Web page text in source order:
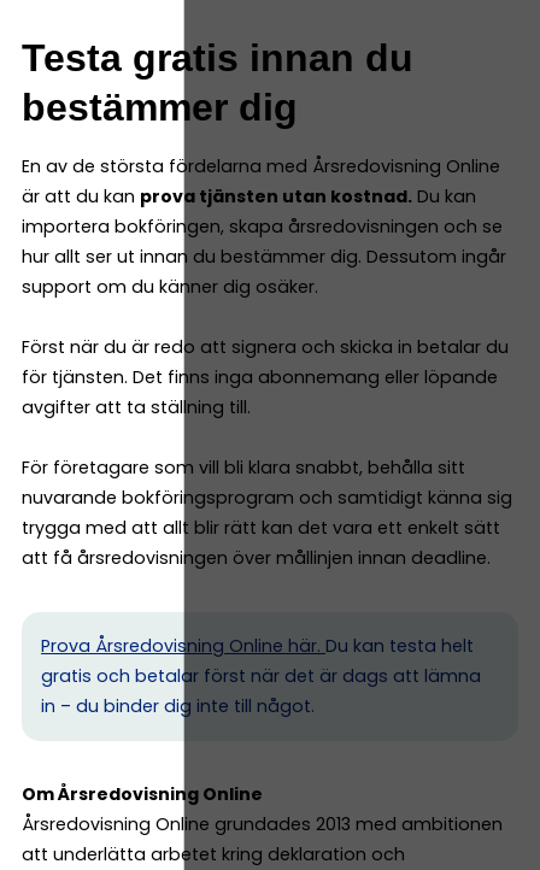
Testa gratis innan du
bestämmer dig
En av de största fördelarna med Årsredovisning Online
är att du kan prova tjänsten utan kostnad. Du kan
importera bokföringen, skapa årsredovisningen och se
hur allt ser ut innan du bestämmer dig. Dessutom ingår
support om du känner dig osäker.
Först när du är redo att signera och skicka in betalar du
för tjänsten. Det finns inga abonnemang eller löpande
avgifter att ta ställning till.
För företagare som vill bli klara snabbt, behålla sitt
nuvarande bokföringsprogram och samtidigt känna sig
trygga med att allt blir rätt kan det vara ett enkelt sätt
att få årsredovisningen över mållinjen innan deadline.
Prova Årsredovisning Online här. Du kan testa helt
gratis och betalar först när det är dags att lämna
in – du binder dig inte till något.
Om Årsredovisning Online
Årsredovisning Online grundades 2013 med ambitionen
att underlätta arbetet kring deklaration och